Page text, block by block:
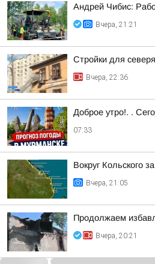
Андрей Чибис:
Вчера, 21:21
Стройки для
Вчера, 22:36
Доброе утро!. .
07:33
Вокруг Кольского
Вчера, 21:05
Продолжаем
Вчера, 20:21